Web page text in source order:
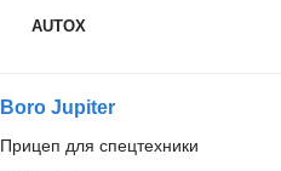
AUTOX
Boro Jupiter
Прицеп для спецтехники